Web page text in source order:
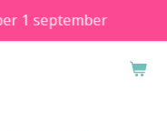
1 september